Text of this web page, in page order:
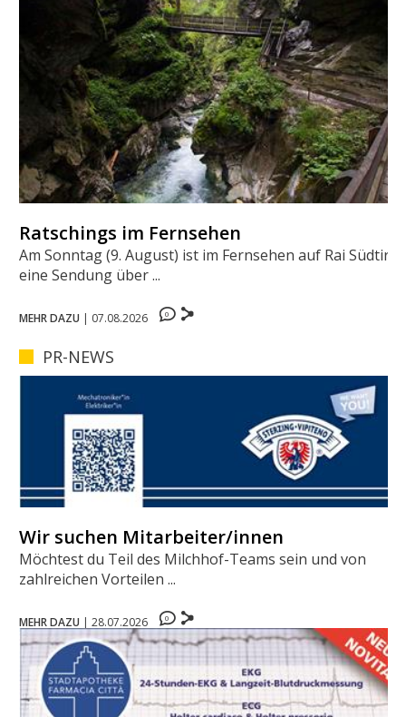
Ratschings im Fernsehen
Am Sonntag (9. August) ist im Fernsehen auf Rai Südtirol
eine Sendung über ...
MEHR DAZU | 07.08.2026 0
PR-NEWS
Wir suchen Mitarbeiter/innen
Möchtest du Teil des Milchhof-Teams sein und von
zahlreichen Vorteilen ...
MEHR DAZU | 28.07.2026 0